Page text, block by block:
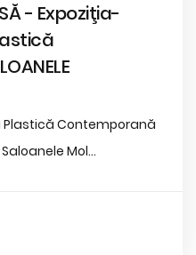
- Expoziţia-
Plastică Contemporană
Mol...